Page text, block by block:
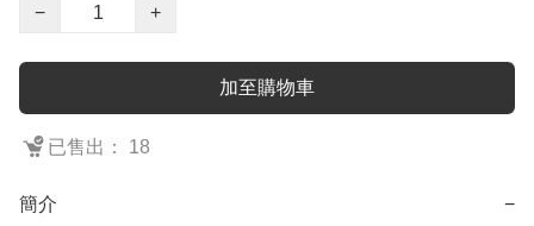
−
+
加至購物車
已售出： 18
簡介 −